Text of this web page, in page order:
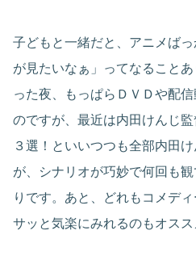
子どもと一緒だと、アニメば
が見たいなぁ」ってなること
った夜、もっぱらＤＶＤや配
のですが、最近は内田けんじ
３選！といいつつも全部内田
が、シナリオが巧妙で何回も
りです。あと、どれもコメデ
サッと気楽にみれるのもオスス